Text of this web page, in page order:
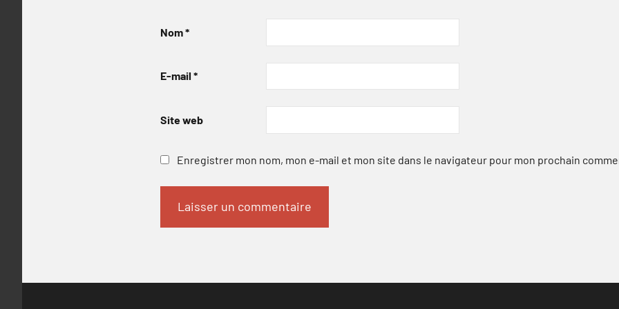
Nom*
E-mail *
Site web
Enregistrer mon nom, mon e-mail et mon site dans le navigateur pour mon prochain